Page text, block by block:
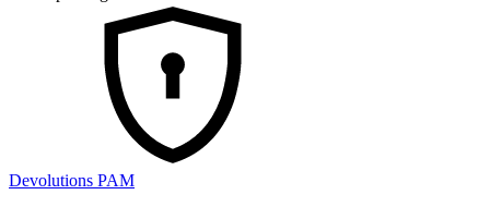
Devolutions PAM